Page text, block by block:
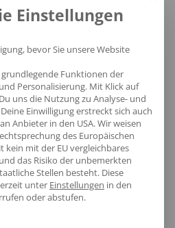
Einstellungen
bevor Sie unsere Website
Funktionen der
Personalisierung. Mit Klick auf
uns die Nutzung zu Analyse- und
Einwilligung erstreckt sich auch
Anbieter in den USA. Wir weisen
des Europäischen
kein mit der EU vergleichbares
das Risiko der unbemerkten
Stellen besteht. Diese
unter Einstellungen in den
oder abstufen.
Service-Gruppen, für die eine